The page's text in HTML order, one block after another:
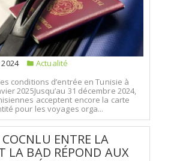
Actualité
conditions d’entrée en Tunisie à
2025Jusqu’au 31 décembre 2024,
acceptent encore la carte
pour les voyages orga...
COCNLU ENTRE LA
LA BAD RÉPOND AUX